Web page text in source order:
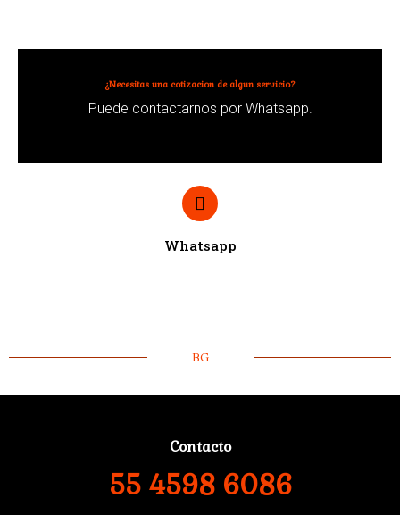
¿Necesitas una cotizacion de algun servicio?
Puede contactarnos por Whatsapp.
Whatsapp
BG
Contacto
55 4598 6086